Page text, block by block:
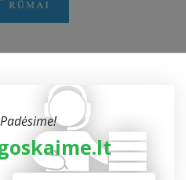
Padėsime!